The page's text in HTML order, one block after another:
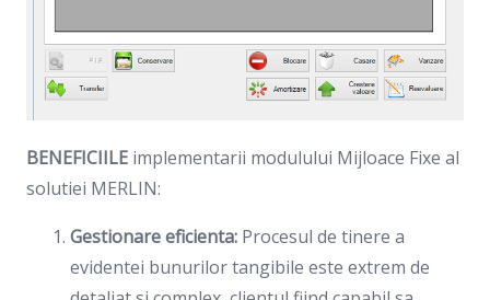
BENEFICIILE implementarii modulului Mijloace Fixe al
solutiei MERLIN:
Gestionare eficienta: Procesul de tinere a
evidentei bunurilor tangibile este extrem de